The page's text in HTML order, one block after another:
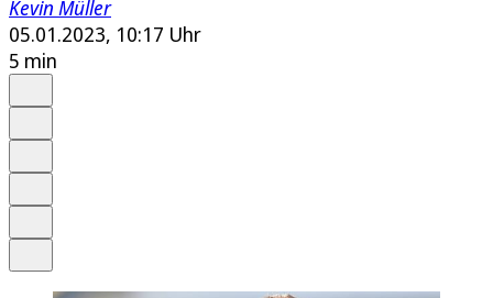
Kevin Müller
05.01.2023, 10:17 Uhr
5 min